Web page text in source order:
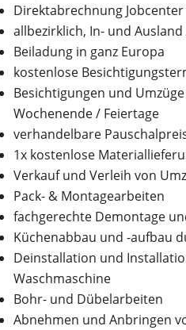
Direktabrechnung
allbezirklich, In- und Ausland
Beiladung in ganz Europa
kostenlose
Besichtigungen und
Wochenende / Feiertage
verhandelbare
1x kostenlose
Verkauf und Verleih von
Pack- & Montagearbeiten
fachgerechte Demontage
Küchenabbau und -aufbau
Deinstallation und
Waschmaschine
Bohr- und Dübelarbeiten
Abnehmen und Anbringen